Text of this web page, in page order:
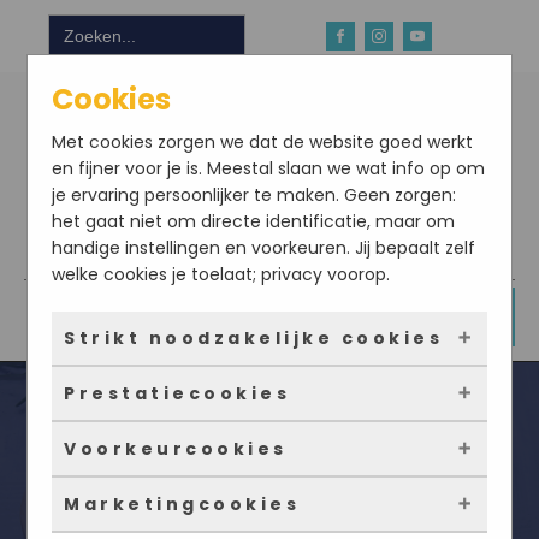
Zoek
naar:
Download hier onze app
Maak zelf rozemarijnbrood!
Cookies
Met cookies zorgen we dat de website goed werkt
en fijner voor je is. Meestal slaan we wat info op om
je ervaring persoonlijker te maken. Geen zorgen:
het gaat niet om directe identificatie, maar om
handige instellingen en voorkeuren. Jij bepaalt zelf
welke cookies je toelaat; privacy voorop.
Strikt noodzakelijke cookies
Deze cookies zorgen ervoor dat de website
überhaupt werkt. Ze zijn dus altijd actief en
kunnen niet worden uitgezet. Meestal worden
ze alleen geplaatst als jij iets doet, zoals
inloggen, een formulier invullen of je
Prestatiecookies
Met deze cookies zien we hoe vaak onze site
bezocht wordt, waar bezoekers vandaan
komen en welke pagina’s populair zijn. Zo
Voorkeurcookies
Deze cookies onthouden jouw voorkeuren.
Marketingcookies